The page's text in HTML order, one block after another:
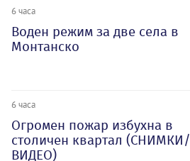
6 часа
Воден режим за две села в
Монтанско
6 часа
Огромен пожар избухна в
столичен квартал (СНИМКИ/
ВИДЕО)